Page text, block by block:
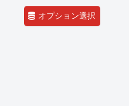
オプション選択